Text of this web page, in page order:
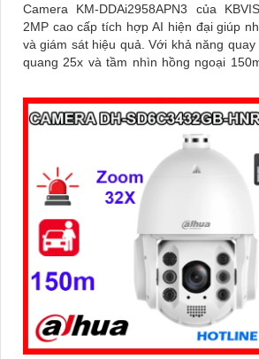
Camera KM-DDAi2958APN3 của
2MP cao cấp tích hợp AI hiện đại giúp
và giám sát hiệu quả. Với khả năng quay xoay 360 độ, zoom
quang 25x và tầm nhìn hồng ngoại